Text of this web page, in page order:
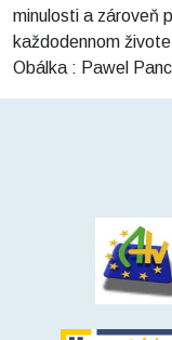
minulosti a zároveň
každodennom
Obálka : Pawel